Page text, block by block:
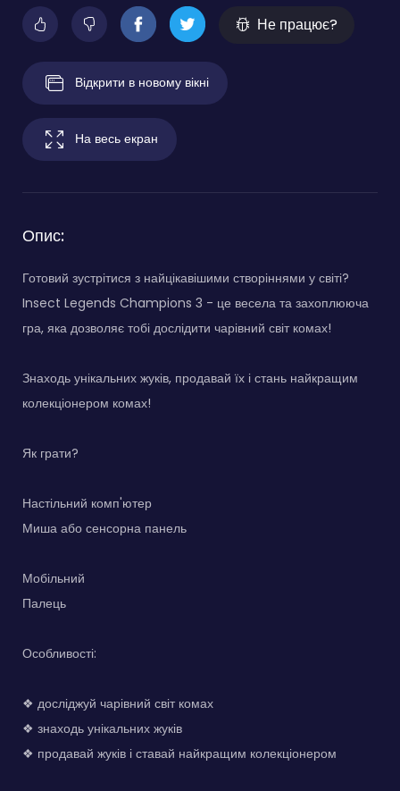
Не працює?
Відкрити в новому вікні
На весь екран
Опис:
Готовий зустрітися з найцікавішими створіннями у світі?
Insect Legends Champions 3 - це весела та захоплююча
гра, яка дозволяє тобі дослідити чарівний світ комах!
Знаходь унікальних жуків, продавай їх і стань найкращим
колекціонером комах!
Як грати?
Настільний комп'ютер
Миша або сенсорна панель
Мобільний
Палець
Особливості:
❖ досліджуй чарівний світ комах
❖ знаходь унікальних жуків
❖ продавай жуків і ставай найкращим колекціонером